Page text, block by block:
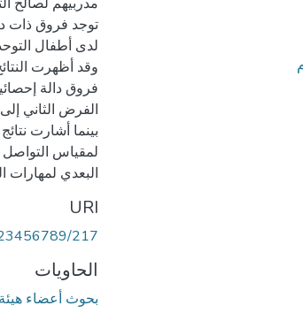
وقد أظهرت
فروق دالة
الفرض الثاني
بينما أشارت
لمقياس التواصل
البعدي لمهارات
URI
217
الحاويات
بحوث أعضاء